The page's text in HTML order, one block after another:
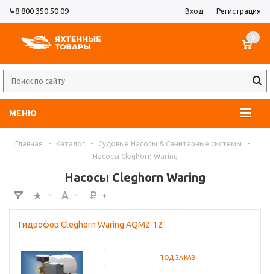
8 800 350 50 09 Вход Регистрация
МЕНЮ
0
Главная - Каталог - Судовые Насосы & Санитарные системы
-
Насосы Cleghorn Waring
Насосы Cleghorn Waring
Гидрофор Cleghorn Waring AQM2-12
ПОД ЗАКАЗ